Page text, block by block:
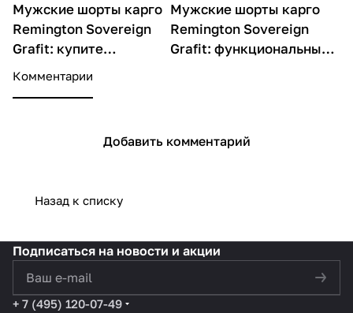
О товарах
Мужские шорты карго
Remington Sovereign
Grafit: купите
практичные и
стильные летние
О товарах
Мужские шорты карго
Remington Sovereign
Grafit: функциональные и
Комментарии
Добавить комментарий
Назад к списку
Подписаться на новости и акции
+ 7 (495) 120-07-49